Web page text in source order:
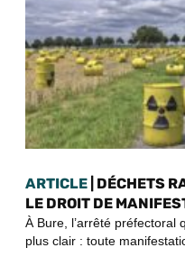
ARTICLE | DÉCHETS
LE DROIT DE
À Bure, l’arrêté préfectoral
plus clair : toute